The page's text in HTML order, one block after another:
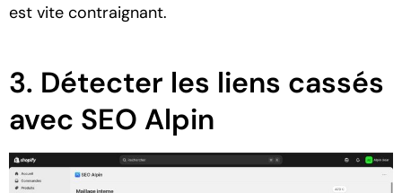
est vite contraignant.
3. Détecter les liens cassés
avec SEO Alpin